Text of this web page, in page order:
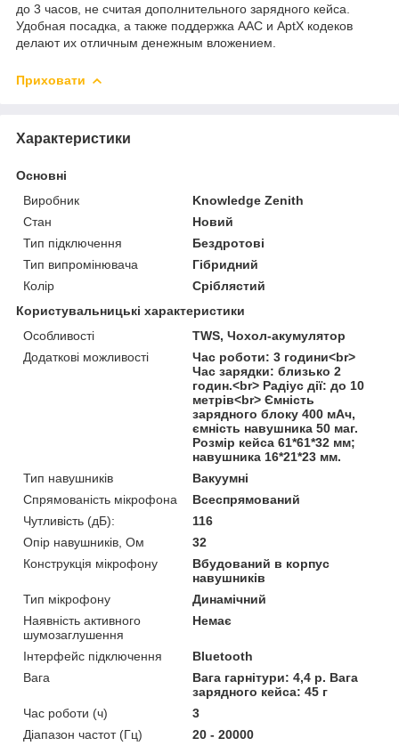
до 3 часов, не считая дополнительного зарядного кейса.
Удобная посадка, а также поддержка AAC и AptX кодеков
делают их отличным денежным вложением.
Приховати
Характеристики
Основні
Виробник
Knowledge Zenith
Стан
Новий
Тип підключення
Бездротові
Тип випромінювача
Гібридний
Колір
Сріблястий
Користувальницькі характеристики
Особливості
TWS, Чохол-акумулятор
Додаткові можливості
Час роботи: 3 години<br>
Час зарядки: близько 2
годин.<br> Радіус дії: до 10
метрів<br> Ємність
зарядного блоку 400 мАч,
ємність навушника 50 маг.
Розмір кейса 61*61*32 мм;
навушника 16*21*23 мм.
Тип навушників
Вакуумні
Спрямованість мікрофона
Всеспрямований
Чутливість (дБ):
116
Опір навушників, Ом
32
Конструкція мікрофону
Вбудований в корпус
навушників
Тип мікрофону
Динамічний
Наявність активного
шумозаглушення
Немає
Інтерфейс підключення
Bluetooth
Вага
Вага гарнітури: 4,4 р. Вага
зарядного кейса: 45 г
Час роботи (ч)
3
Діапазон частот (Гц)
20 - 20000